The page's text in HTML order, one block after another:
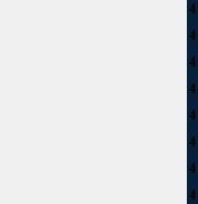
4
4
4
4
4
4
4
4